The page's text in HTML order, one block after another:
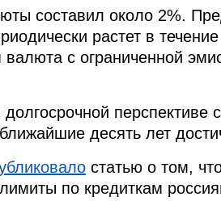
составил около 2%.
растет в
с ограниченной
перспективе
десять лет
статью о том,
по кредиткам